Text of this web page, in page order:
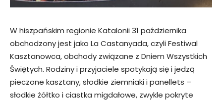
W hiszpańskim regionie Katalonii 31 października
obchodzony jest jako La Castanyada, czyli Festiwal
Kasztanowca, obchody związane z Dniem Wszystkich
Świętych. Rodziny i przyjaciele spotykają się i jedzą
pieczone kasztany, słodkie ziemniaki i panellets –
słodkie żółtko i ciastka migdałowe, zwykle pokryte